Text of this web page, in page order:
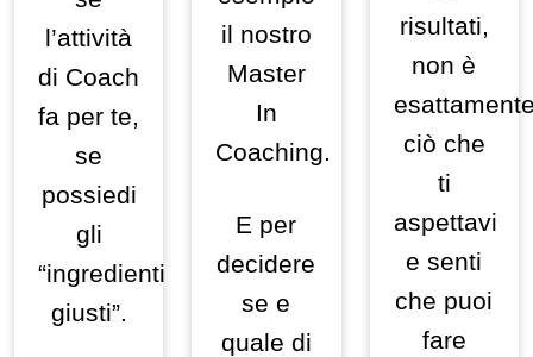
l’attività
di Coach
fa per te,
se
possiedi
gli
“ingredienti
giusti”.
il nostro
Master
In
Coaching.
E per
decidere
se e
quale di
risultati,
non è
ciò che
ti
aspettavi
e senti
che puoi
fare